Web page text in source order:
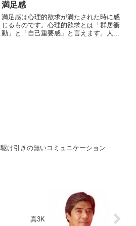
満足感
満足感は心理的欲求が満たされた時に感
じるものです。心理的欲求とは「群居衝
動」と「自己重要感」と言えます。人間
駆け引きの無いコミュニケーション
真3K